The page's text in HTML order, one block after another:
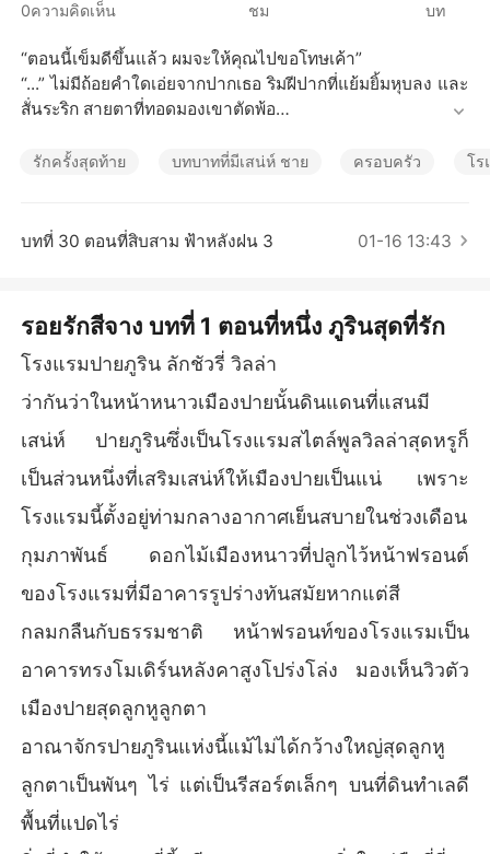
เรื่องสั้นคัดสรร
0ความคิดเห็น ชม บท
“ตอนนี้เข็มดีขึ้นแล้ว ผมจะให้คุณไปขอโทษเค้า”
“...” ไม่มีถ้อยคำใดเอ่ยจากปากเธอ ริมฝีปากที่แย้มยิ้มหุบลง และ
สั่นระริก สายตาที่ทอดมองเขาตัดพ้อ
าทันใด
ม่เคยขึ้นเสียงกับเธอมาก่อน “รู้ตัวไหมว่าตั้งแต่กลับมา คุณเป็นอี
ความเป็นตัวตนของคุณมากขึ้นทุกวัน สิ่งที่คุณหวังมันไม่มีทางเ
กิดขึ้น และยิ่งผ่านไปทุกวันก็ยิ่งไม่มีทางไปใหญ่ เลิกหวังแล้วก็ไ
ปตามทางของคุณดีกว่า ผมขอเตือนเป็นครั้งสุดท้าย”
ร่างสูงหันหลังแล้วเดินออกไป แผ่นหลังมั่นคงที่เคยกอดห่างไกล
และเลือนรางเพราะม่านน้ำตาบดบัง เขาไม่ได้อยู่ไกลจนคว้าไ
ม่ถึง แต่เอื้อมมือไปเท่าไหร่ก็ไม่ถึงเขาสักที
รักครั้งสุดท้าย บทบาทที่มีเสน่ห์ ชาย ครอบครัว โร
บทที่ 30 ตอนที่สิบสาม ฟ้าหลังฝน 3 01-16 13:43
รอยรักสีจาง บทที่ 1 ตอนที่หนึ่ง ภูรินสุดที่รัก
โรงแรมปายภูริน ลักชัวรี่ วิลล่า
ว่ากันว่าในหน้าหนาวเมืองปายนั้นดินแดนที่แสนมี
เสน่ห์ ปายภูรินซึ่งเป็นโรงแรมสไตล์พูลวิลล่าสุดหรูก็
เป็นส่วนหนึ่งที่เสริมเสน่ห์ให้เมืองปายเป็นแน่ เพราะ
โรงแรมนี้ตั้งอยู่ท่ามกลางอากาศเย็นสบายในช่วงเดือน
กุมภาพันธ์ ดอกไม้เมืองหนาวที่ปลูกไว้หน้าฟรอนต์
ของโรงแรมที่มีอาคารรูปร่างทันสมัยหากแต่สี
กลมกลืนกับธรรมชาติ หน้าฟรอนท์ของโรงแรมเป็น
อาคารทรงโมเดิร์นหลังคาสูงโปร่งโล่ง มองเห็นวิวตัว
เมืองปายสุดลูกหูลูกตา
อาณาจักรปายภูรินแห่งนี้แม้ไม่ได้กว้างใหญ่สุดลูกหู
ลูกตาเป็นพันๆ ไร่ แต่เป็นรีสอร์ตเล็กๆ บนที่ดินทำเลดี
พื้นที่แปดไร่